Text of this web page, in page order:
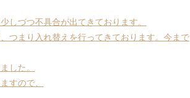
しづつ不具合が出てきております。
つまり入れ替えを行ってきております。今まで
した。
すので、